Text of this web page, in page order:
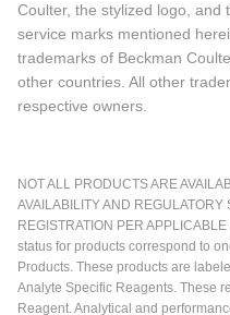
Coulter, the stylized logo, and
service marks mentioned
trademarks of Beckman
other countries. All other
respective owners.
NOT ALL PRODUCTS ARE
AVAILABILITY AND
REGISTRATION PER
status for products correspond to
Products. These products are
Analyte Specific Reagents. These
Reagent. Analytical and